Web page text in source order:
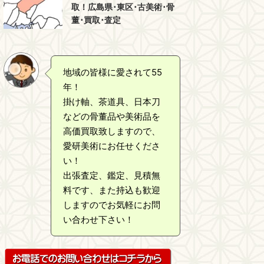
取！広島県･東区･古美術･骨
董･買取･査定
地域の皆様に愛されて55
年！
掛け軸、茶道具、日本刀
などの骨董品や美術品を
高価買取致しますので、
愛研美術にお任せくださ
い！
出張査定、鑑定、見積無
料です、また持込も歓迎
しますのでお気軽にお問
い合わせ下さい！